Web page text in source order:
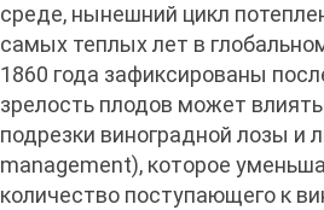
среде, нынешний цикл
самых теплых лет в
1860 года зафиксированы
зрелость плодов может
подрезки виноградной лозы и
management), которое
количество поступающего к